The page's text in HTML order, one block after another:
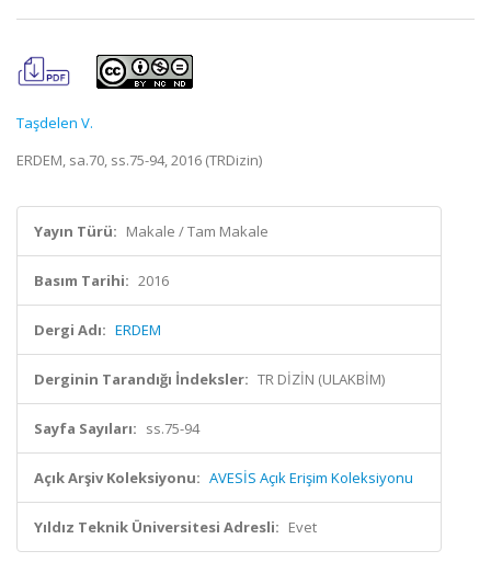
Taşdelen V.
ERDEM, sa.70, ss.75-94, 2016 (TRDizin)
Yayın Türü: Makale / Tam Makale
Basım Tarihi: 2016
Dergi Adı: ERDEM
Derginin Tarandığı İndeksler: TR DİZİN (ULAKBİM)
Sayfa Sayıları: ss.75-94
Açık Arşiv Koleksiyonu: AVESİS Açık Erişim Koleksiyonu
Yıldız Teknik Üniversitesi Adresli: Evet